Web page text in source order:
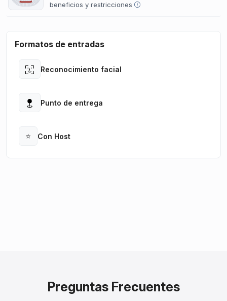
beneficios y restricciones
Formatos de entradas
Reconocimiento facial
Open
Punto de entrega
Open
⭐ Con Host
Open
Preguntas Frecuentes